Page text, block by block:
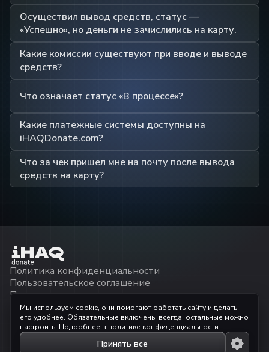
Осуществил вывод средств, статус —
«Успешно», но деньги не зачислились на карту.
Какие комиссии существуют при вводе и выводе
средств?
Что означает статус «В процессе»?
Какие платежные системы доступны на
iHAQDonate.com?
Что за чек пришел мне на почту после вывода
средств на карту?
Политика конфиденциальности
Пользовательское соглашение
Помощь
API
ООО «АЙХАКЮ»ИНН9729363288
© 2023 —2026ihaqdonate.com
Мы используем cookie, они помогают работать сайту и делать
его удобнее. Обязательные включены всегда, остальные можно
настроить. Подробнее в политике конфиденциальности.
Принять все